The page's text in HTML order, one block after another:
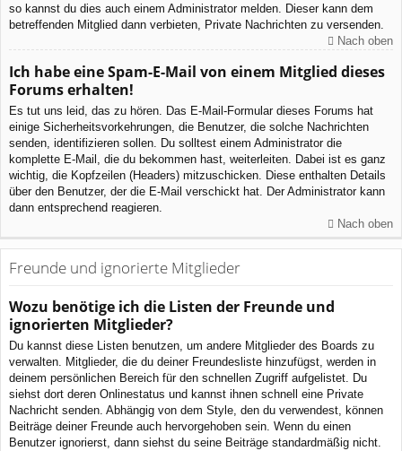
so kannst du dies auch einem Administrator melden. Dieser kann dem
betreffenden Mitglied dann verbieten, Private Nachrichten zu versenden.
Nach oben
Ich habe eine Spam-E-Mail von einem Mitglied dieses
Forums erhalten!
Es tut uns leid, das zu hören. Das E-Mail-Formular dieses Forums hat
einige Sicherheitsvorkehrungen, die Benutzer, die solche Nachrichten
senden, identifizieren sollen. Du solltest einem Administrator die
komplette E-Mail, die du bekommen hast, weiterleiten. Dabei ist es ganz
wichtig, die Kopfzeilen (Headers) mitzuschicken. Diese enthalten Details
über den Benutzer, der die E-Mail verschickt hat. Der Administrator kann
dann entsprechend reagieren.
Nach oben
Freunde und ignorierte Mitglieder
Wozu benötige ich die Listen der Freunde und
ignorierten Mitglieder?
Du kannst diese Listen benutzen, um andere Mitglieder des Boards zu
verwalten. Mitglieder, die du deiner Freundesliste hinzufügst, werden in
deinem persönlichen Bereich für den schnellen Zugriff aufgelistet. Du
siehst dort deren Onlinestatus und kannst ihnen schnell eine Private
Nachricht senden. Abhängig von dem Style, den du verwendest, können
Beiträge deiner Freunde auch hervorgehoben sein. Wenn du einen
Benutzer ignorierst, dann siehst du seine Beiträge standardmäßig nicht.